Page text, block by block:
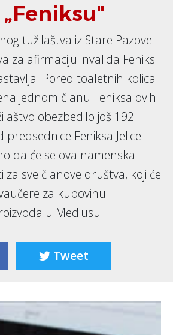
tužilaštva iz Stare Pazove
za afirmaciju invalida Feniks
Pored toaletnih kolica
jednom članu Feniksa ovih
obezbedilo još 192
Feniksa Jelice
da će se ova namenska
za sve članove društva, koji će
za kupovinu
u Mediusu.
Tweet